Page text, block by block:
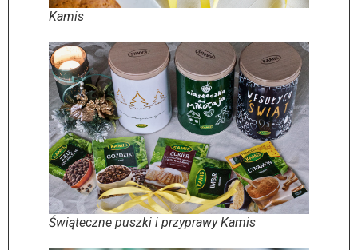
Kamis
Świąteczne puszki i przyprawy Kamis